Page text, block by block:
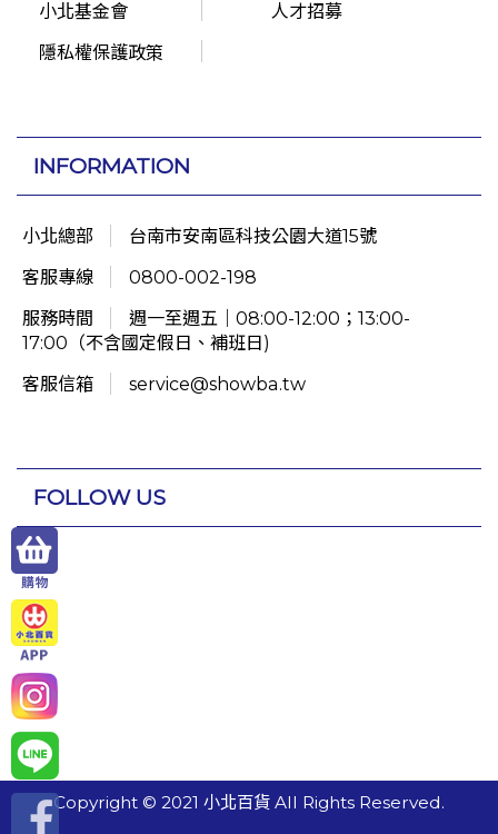
小北基金會
人才招募
隱私權保護政策
INFORMATION
小北總部
台南市安南區科技公園大道15號
客服專線
0800-002-198
服務時間
週一至週五｜08:00-12:00；13:00-
17:00（不含國定假日、補班日)
客服信箱
service@showba.tw
FOLLOW US
Copyright © 2021 小北百貨 All Rights Reserved.